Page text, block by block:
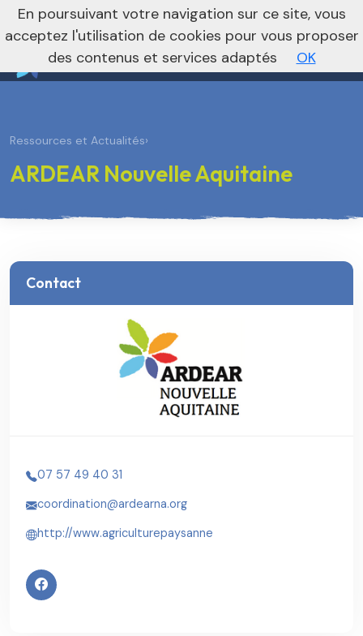
Vers le site national
nivo_2026: 1
Ressources et Actualités›
ARDEAR Nouvelle Aquitaine
Contact
07 57 49 40 31
coordination@ardearna.org
http://www.agriculturepaysanne
En poursuivant votre navigation sur ce site, vous
acceptez l'utilisation de cookies pour vous proposer
des contenus et services adaptés
OK